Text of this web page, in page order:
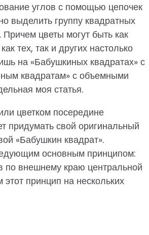
углов с помощью цепочек
выделить группу квадратных
цветы могут быть как
тех, так и других настолько
на «Бабушкиных квадратах» с
квадратам» с объемными
моя статья.
цветком посередине
придумать свой оригинальный
«Бабушкин квадрат».
основным принципом:
по внешнему краю центральной
принцип на нескольких